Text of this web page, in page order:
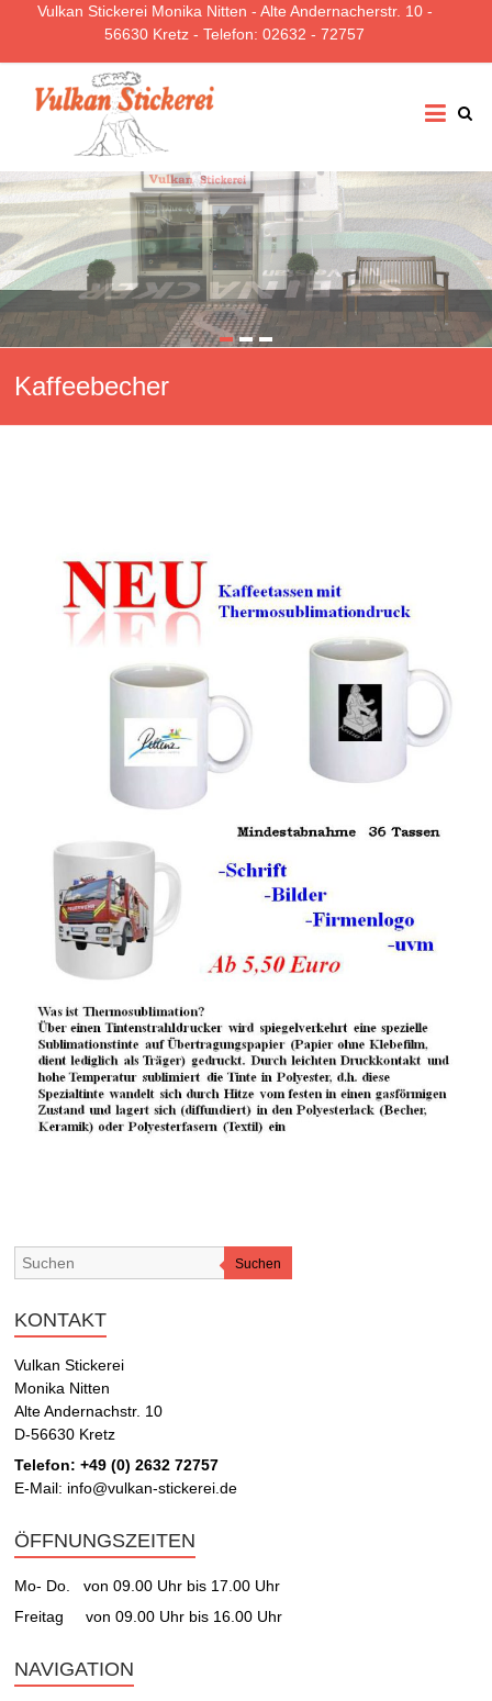
Vulkan Stickerei Monika Nitten - Alte Andernacherstr. 10 -
56630 Kretz - Telefon: 02632 - 72757
Vulkan
Stickerei
Nitten
Kaffeebecher
Suchen
KONTAKT
Vulkan Stickerei
Monika Nitten
Alte Andernachstr. 10
D-56630 Kretz
Telefon: +49 (0) 2632 72757
E-Mail: info@vulkan-stickerei.de
ÖFFNUNGSZEITEN
Mo- Do. von 09.00 Uhr bis 17.00 Uhr
Freitag von 09.00 Uhr bis 16.00 Uhr
NAVIGATION